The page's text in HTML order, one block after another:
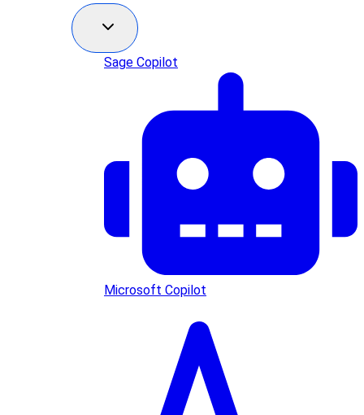
Sage Copilot
Microsoft Copilot